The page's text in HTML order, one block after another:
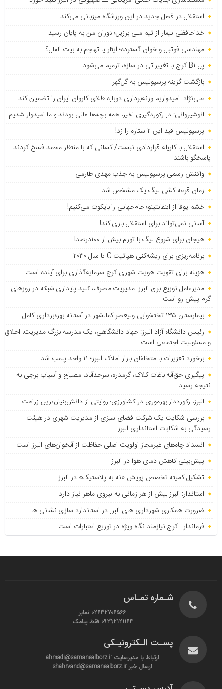
استقلال در فصل جدید در این ورزشگاه میزبانی می‌کند
خداحافظی نیمار از تیم ملی برزیل؛ دوران من به پایان رسید
مهندسی فوتبال و خوان گسترده؛ ایثار یا تهاجم به بیت المال؟
پل B۱ کرج با تغییراتی در سازه، ترمیم می‌شود
بازگشت گزینه پرسپولیس به ‌گل‌گهر
علی‌نژاد: امیدواریم وزنه‌برداری دوباره طلای کاروان ایران را تضمین کند
انوشیروانی: در رکوردگیری اخیر، همه بچه‌ها عالی بودند و ما امیدوار شدیم
پرسپولیس قید این ۲ ستاره را زد!
استقلال با کاریله قراردادی نبست/ کسانی که با منتظر محمد فسخ کردند
پاسخگو باشند
واکنش رسمی پرسپولیس به جذب مهدی طارمی
زمان قرعه کشی لیگ یک مشخص شد
خشم یوفا از اینفانتینو؛ جام‌جهانی را بایکوت می‌کنیم!
آسانی نمی‌تواند برای استقلال بازی کند!
هیجان برای شروع لیگ با تورم بیش از ۱۰۰درصد!
برنامه‌ریزی برای ریشه‌کنی هپاتیت C تا سال ۲۰۳۰
هزینه برای تقویت هویت شهری کرج سرمایه‌گذاری برای آینده است
مدیرعامل توزیع برق البرز: مدیریت مصرف، کلید پایداری شبکه در روزهای
گرم پیش رو است
بیمارستان ۱۳۵ تختخوابی ولیعصر کمالشهر در آستانه بهره‌برداری کامل
رئیس دانشگاه آزاد البرز: جهاد دانشگاهی، یک مدرسه بزرگ مدیریت، اخلاق
و مسئولیت اجتماعی است
برخورد تعزیرات با متخلفان بازار املاک البرز؛ ۱۱ واحد پلمب شد
پیگیری حق‌آبه باغات کلاک، گرمدره، سرحدآباد، مصباح و آسیاب برجی به
نتیجه رسید
البرز، رکورددار بهره‌وری در کشاورزی؛ روایتی از دانش‌بنیان‌ترین زراعت
بررسی شکایت یک شرکت فضای سبزی از مدیریت شهری در هیئت
رسیدگی به شکایات استانداری البرز
انسداد چاه‌های غیرمجاز اولویت اصلی حفاظت از آبخوان‌های البرز است
پیش‌بینی کاهش دمای هوا در البرز
تشکیل کمیته تخصص پویش «نه به پلاستیک» در البرز
استاندار: البرز بیش از هر زمانی به نیروی ماهر نیاز دارد
ضرورت همکاری شهرداری های البرز در استاندارد سازی نشانی ها
فرماندار : کرج نیازمند نگاه ویژه در توزیع اعتبارات است
شـماره تمـاس
02632706566 نمابر
09392121164 فقط پیامک
پسـت الـکترونیـکی
ارتباط با مدیرسایت ahmadi@samanealborz.ir
ارسال خبر shahrvand@samanealborz.ir